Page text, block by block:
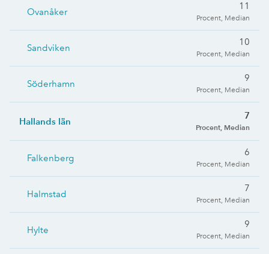
Ovanåker
11
Procent, Median
Sandviken
10
Procent, Median
Söderhamn
9
Procent, Median
Hallands län
7
Procent, Median
Falkenberg
6
Procent, Median
Halmstad
7
Procent, Median
Hylte
9
Procent, Median